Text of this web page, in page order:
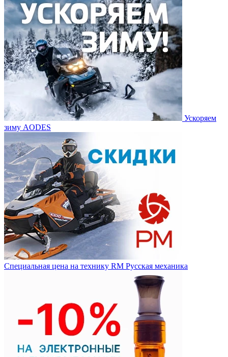
Ускоряем
зиму AODES
Специальная цена на технику RM Русская механика